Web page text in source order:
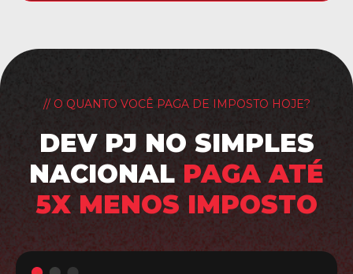
// O QUANTO VOCÊ PAGA DE IMPOSTO HOJE?
DEV PJ NO SIMPLES
NACIONAL PAGA ATÉ
5X MENOS IMPOSTO